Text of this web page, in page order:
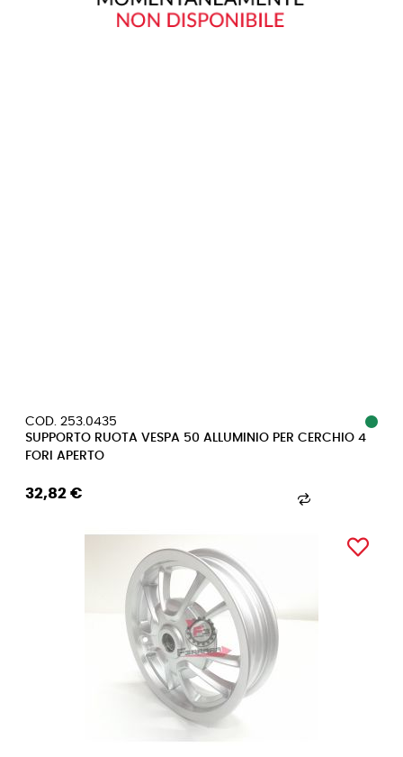
COD. 253.0435
SUPPORTO RUOTA VESPA 50 ALLUMINIO PER CERCHIO 4
FORI APERTO
32,82 €